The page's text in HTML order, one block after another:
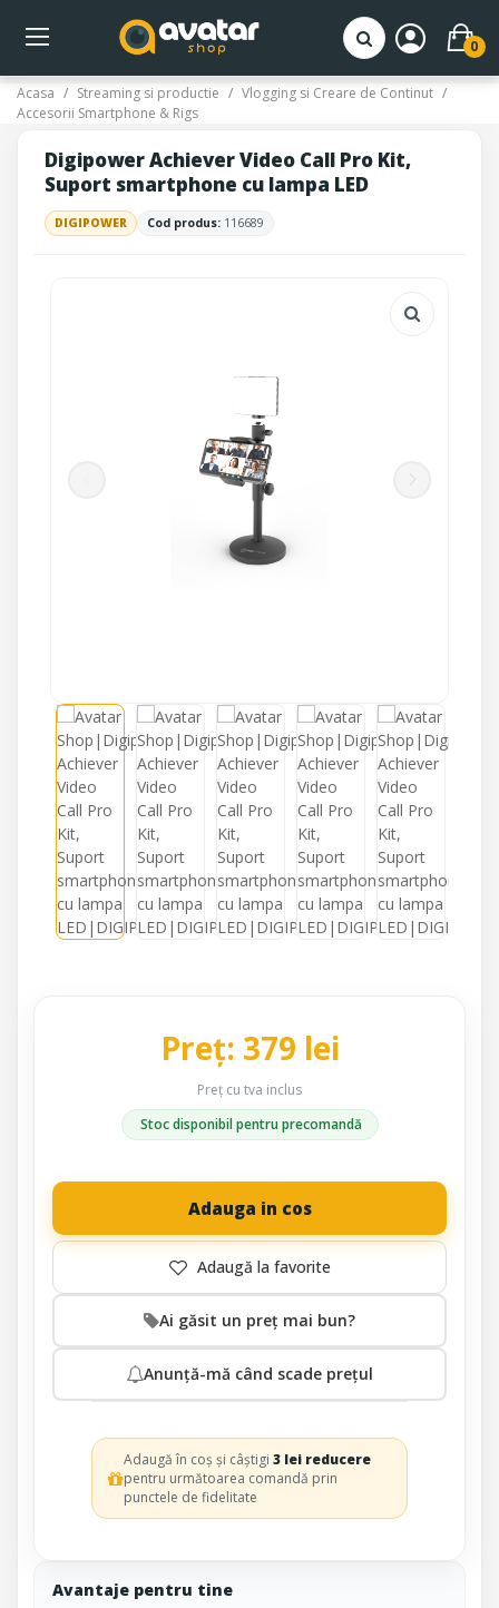
0
Acasa Streaming si productie
Vlogging si Creare de Continut
Accesorii Smartphone & Rigs
Digipower Achiever Video Call Pro Kit,
Suport smartphone cu lampa LED
DIGIPOWER Cod produs: 116689
Avantaje pentru tine
Preț: 379 lei
Preț cu tva inclus
Stoc disponibil pentru precomandă
Adauga in cos
Ai găsit un preț mai bun?
Anunță-mă când scade prețul
Adaugă în coș și câștigi3 lei reducere
pentru următoarea comandă prin
punctele de fidelitate